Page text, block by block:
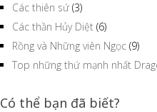
Các thiên sứ (3)
Các thần Hủy Diệt (6)
Rồng và Những viên Ngọc (9)
Top những thứ mạnh nhất
Có thể bạn đã biết?